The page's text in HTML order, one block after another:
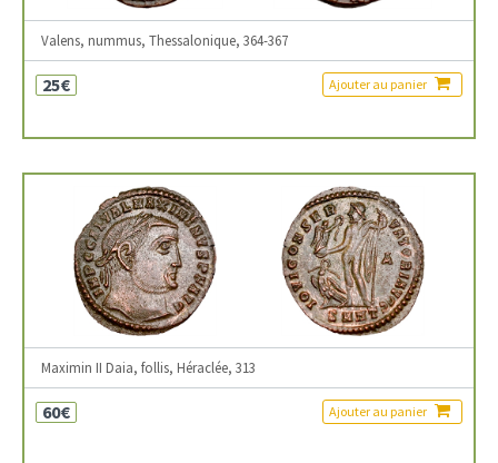
Valens, nummus, Thessalonique, 364-367
25€ Ajouter au panier
Maximin II Daia, follis, Héraclée, 313
60€ Ajouter au panier